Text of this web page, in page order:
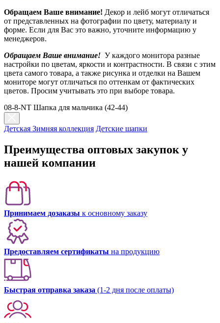
Обращаем Ваше внимание! Декор и лейб могут отличаться
от представленных на фотографии по цвету, материалу и
форме. Если для Вас это важно, уточните информацию у
менеджеров.
Обращаем Ваше внимание! У каждого монитора разные
настройки по цветам, яркости и контрастности. В связи с этим
цвета самого товара, а также рисунка и отделки на Вашем
мониторе могут отличаться по оттенкам от фактических
цветов. Просим учитывать это при выборе товара.
08-8-NT Шапка для мальчика (42-44)
Детская Зимняя коллекция Детские шапки
Преимущества оптовых закупок у
нашей компании
Принимаем дозаказы к основному заказу
Предоставляем сертификаты на продукцию
Быстрая отправка заказа (1-2 дня после оплаты)